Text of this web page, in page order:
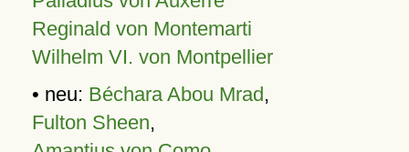
Reginald von Montemarti
Wilhelm VI. von Montpellier
• neu: Béchara Abou Mrad,
Fulton Sheen,